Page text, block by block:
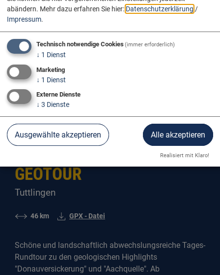
Radfahren
Donau Aktiv
GEOTOUR
Tuttlingen
46 km GPX - Datei
Schöne und landschaftlich abwechslungsreiche Tages-
Rundtour zu den geologischen Highlights
"Donauversickerung" und "Aachquelle". Ab
abändern. Mehr dazu erfahren Sie hier: Datenschutzerklärung /
Impressum.
Technisch notwendige Cookies(immer erforderlich)
↓ 1 Dienst
Marketing
↓ 1 Dienst
Externe Dienste
↓ 3 Dienste
Ausgewählte akzeptieren Alle akzeptieren
Realisiert mit Klaro!